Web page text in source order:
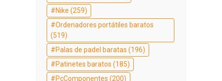
Nike (259)
Ordenadores portátiles baratos
(519)
Palas de padel baratas (196)
Patinetes baratos (185)
PcComponentes (200)